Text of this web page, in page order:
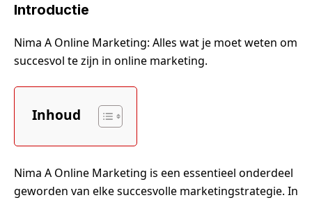
Introductie
Nima A Online Marketing: Alles wat je moet weten om
succesvol te zijn in online marketing.
Inhoud
Nima A Online Marketing is een essentieel onderdeel
geworden van elke succesvolle marketingstrategie. In